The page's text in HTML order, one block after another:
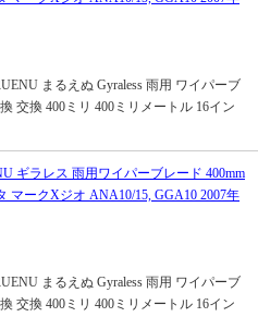
まるえぬ Gyraless 雨用 ワイパーブ
交換 400ミリ 400ミリメートル 16イン
ギラレス 雨用ワイパーブレード 400mm
マークXジオ ANA10/15, GGA10 2007年
まるえぬ Gyraless 雨用 ワイパーブ
交換 400ミリ 400ミリメートル 16イン